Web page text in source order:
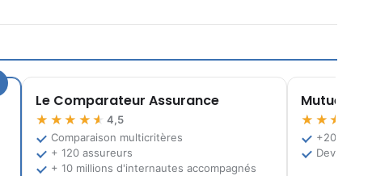
Le Comparateur Assurance
★★★★★ 4,5
Comparaison multicritères
+ 120 assureurs
+ 10 millions d'internautes accompagnés
Mutuelle.fr
★★★★★
+200
Devis